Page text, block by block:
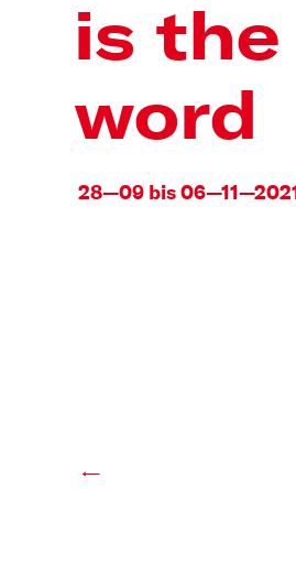
is the
word
28—09 bis 06—11—2021
←